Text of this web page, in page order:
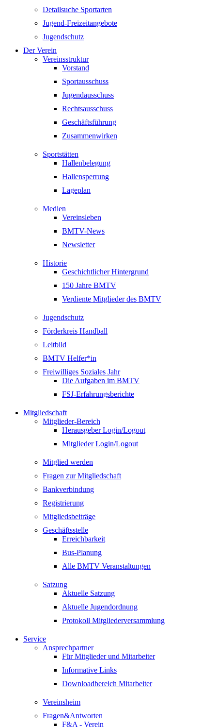
Detailsuche Sportarten
Jugend-Freizeitangebote
Jugendschutz
Der Verein
Vereinsstruktur
Vorstand
Sportausschuss
Jugendausschuss
Rechtsausschuss
Geschäftsführung
Zusammenwirken
Sportstätten
Hallenbelegung
Hallensperrung
Lageplan
Medien
Vereinsleben
BMTV-News
Newsletter
Historie
Geschichtlicher Hintergrund
150 Jahre BMTV
Verdiente Mitglieder des BMTV
Jugendschutz
Förderkreis Handball
Leitbild
BMTV Helfer*in
Freiwilliges Soziales Jahr
Die Aufgaben im BMTV
FSJ-Erfahrungsberichte
Mitgliedschaft
Mitglieder-Bereich
Herausgeber Login/Logout
Mitglieder Login/Logout
Mitglied werden
Fragen zur Mitgliedschaft
Bankverbindung
Registrierung
Mitgliedsbeiträge
Geschäftsstelle
Erreichbarkeit
Bus-Planung
Alle BMTV Veranstaltungen
Satzung
Aktuelle Satzung
Aktuelle Jugendordnung
Protokoll Mitgliederversammlung
Service
Ansprechpartner
Für Mitglieder und Mitarbeiter
Informative Links
Downloadbereich Mitarbeiter
Vereinsheim
Fragen&Antworten
F&A - Verein